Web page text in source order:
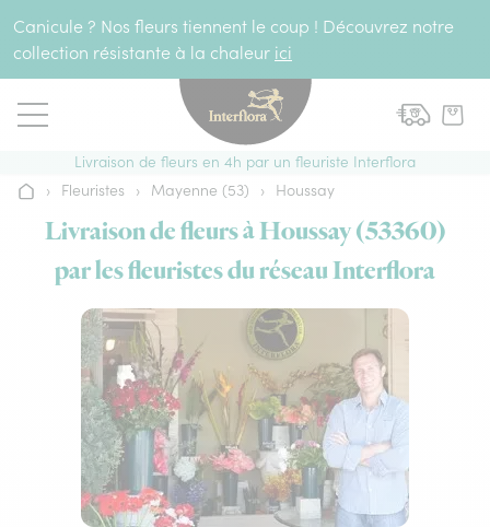
Canicule ? Nos fleurs tiennent le coup ! Découvrez notre
collection résistante à la chaleur ici
Livraison de fleurs en 4h par un fleuriste Interflora
Accueil
› Fleuristes › Mayenne (53) › Houssay
Livraison de fleurs à Houssay (53360)
par les fleuristes du réseau Interflora